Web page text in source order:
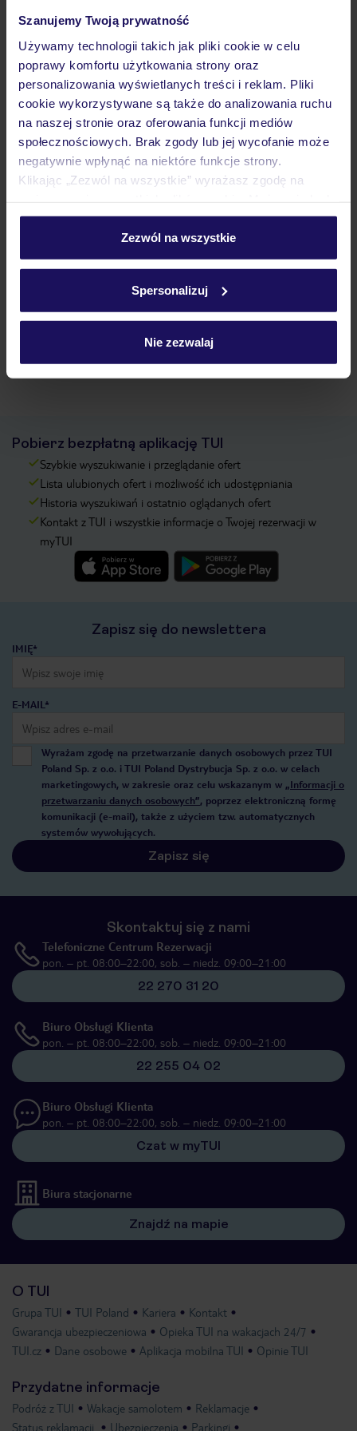
Szanujemy Twoją prywatność
Używamy technologii takich jak pliki cookie w celu
poprawy komfortu użytkowania strony oraz
personalizowania wyświetlanych treści i reklam. Pliki
cookie wykorzystywane są także do analizowania ruchu
na naszej stronie oraz oferowania funkcji mediów
społecznościowych. Brak zgody lub jej wycofanie może
negatywnie wpłynąć na niektóre funkcje strony.
Klikając „Zezwól na wszystkie” wyrażasz zgodę na
personalizować swój wybór wchodząc w zakładkę
Szczegółowe informacje o plikach cookie znajdziesz
Zezwól na wszystkie
Spersonalizuj
Nie zezwalaj
Wyżywienie
Atrakcje
Ważne informacje
Często zadawane pytania
Jak zmienić uczestników/osobę zgłaszającą?
Na jakiej podstawie i gdzie otrzymam karty
pokładowe/bilety lotnicze?
Zobacz więcej
Pobierz bezpłatną aplikację TUI
Szybkie wyszukiwanie i przeglądanie ofert
Lista ulubionych ofert i możliwość ich udostępniania
Historia wyszukiwań i ostatnio oglądanych ofert
Kontakt z TUI i wszystkie informacje o Twojej rezerwacji w
myTUI
Zapisz się do newslettera
IMIĘ*
E-MAIL*
Wyrażam zgodę na przetwarzanie danych osobowych przez TUI
Poland Sp. z o.o. i TUI Poland Dystrybucja Sp. z o.o. w celach
marketingowych, w zakresie oraz celu wskazanym w „Informacji o
przetwarzaniu danych osobowych”, poprzez elektroniczną formę
komunikacji (e-mail), także z użyciem tzw. automatycznych
systemów wywołujących.
Zapisz się
Skontaktuj się z nami
Telefoniczne Centrum Rezerwacji
pon. – pt. 08:00–22:00, sob. – niedz. 09:00–21:00
22 270 31 20
Biuro Obsługi Klienta
pon. – pt. 08:00–22:00, sob. – niedz. 09:00–21:00
22 255 04 02
Biuro Obsługi Klienta
pon. – pt. 08:00–22:00, sob. – niedz. 09:00–21:00
Czat w myTUI
Biura stacjonarne
Znajdź na mapie
O TUI
Grupa TUI TUI Poland Kariera
Kontakt
Gwarancja ubezpieczeniowa
Opieka TUI na wakacjach 24/7
TUI.cz
Dane osobowe Aplikacja mobilna TUI Opinie TUI
Przydatne informacje
Podróż z TUI Wakacje samolotem
Reklamacje
Status reklamacji
Ubezpieczenia Parkingi